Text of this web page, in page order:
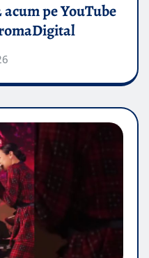
pe YouTube